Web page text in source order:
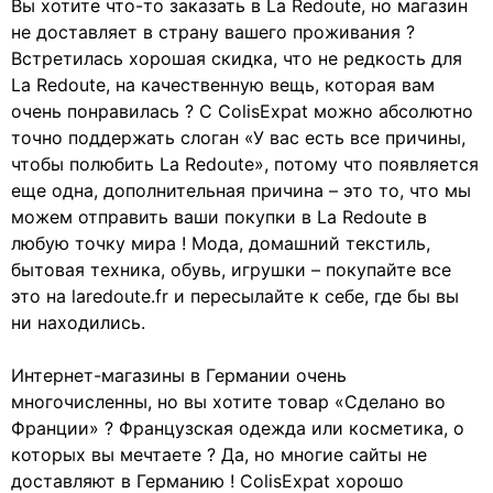
Вы хотите что-то заказать в La Redoute, но магазин
не доставляет в страну вашего проживания ?
Встретилась хорошая скидка, что не редкость для
La Redoute, на качественную вещь, которая вам
очень понравилась ? С ColisExpat можно абсолютно
точно поддержать слоган «У вас есть все причины,
чтобы полюбить La Redoute», потому что появляется
еще одна, дополнительная причина – это то, что мы
можем отправить ваши покупки в La Redoute в
любую точку мира ! Мода, домашний текстиль,
бытовая техника, обувь, игрушки – покупайте все
это на laredoute.fr и пересылайте к себе, где бы вы
ни находились.
Интернет-магазины в Германии очень
многочисленны, но вы хотите товар «Сделано во
Франции» ? Французская одежда или косметика, о
которых вы мечтаете ? Да, но многие сайты не
доставляют в Германию ! ColisExpat хорошо